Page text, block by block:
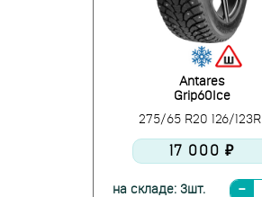
Antares
Grip60Ice
275/65 R20 126/123R
17 000 ₽
на складе: 3шт.